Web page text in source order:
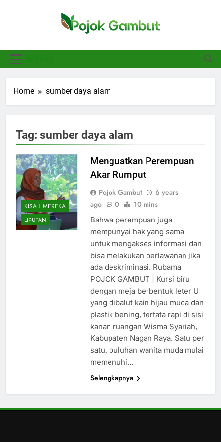
Pojok Gambut
Home sumber daya alam
Tag: sumber daya alam
KISAH MEREKA
LIPUTAN
Menguatkan Perempuan
Akar Rumput
Pojok Gambut
6 years
ago
0 10 mins
Bahwa perempuan juga
mempunyai hak yang sama
untuk mengakses informasi dan
bisa melakukan perlawanan jika
ada deskriminasi. Rubama
POJOK GAMBUT | Kursi biru
dengan meja berbentuk leter U
yang dibalut kain hijau muda dan
plastik bening, tertata rapi di sisi
kanan ruangan Wisma Syariah,
Kabupaten Nagan Raya. Satu per
satu, puluhan wanita muda mulai
memenuhi…
Selengkapnya